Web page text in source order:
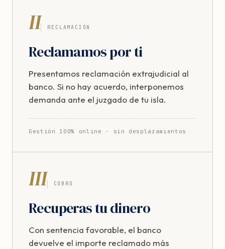
II RECLAMACIÓN
Reclamamos por ti
Presentamos reclamación extrajudicial al
banco. Si no hay acuerdo, interponemos
demanda ante el juzgado de tu isla.
Gestión 100% online · sin desplazamientos
III COBRO
Recuperas tu dinero
Con sentencia favorable, el banco
devuelve el importe reclamado más